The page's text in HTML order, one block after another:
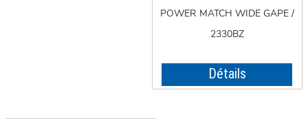
POWER MATCH WIDE GAPE /
2330BZ
Détails